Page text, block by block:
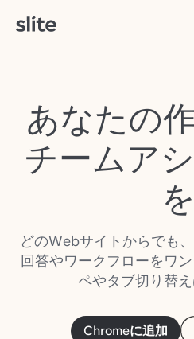
あなたの
チームア
を
どのWebサイトからでも
回答やワークフローをワ
ペやタブ切り替え
Chromeに追加